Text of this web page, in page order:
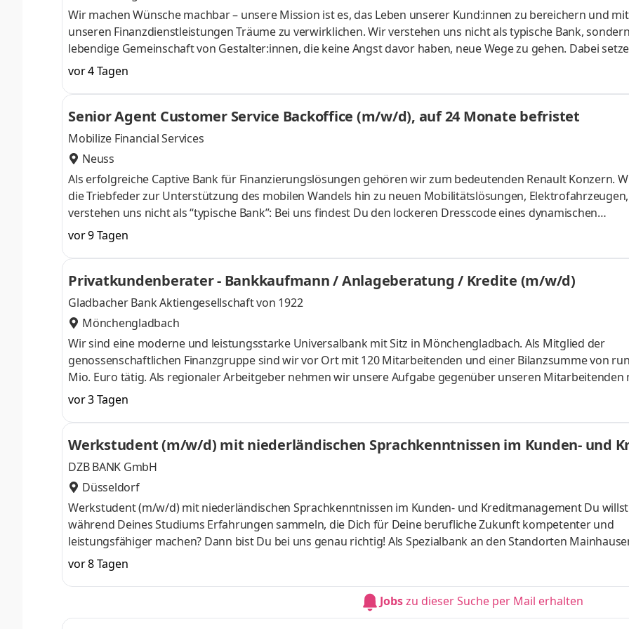
Wir machen Wünsche machbar – unsere Mission ist es, das Leben unserer Kund:innen zu bereichern und mit
unseren Finanzdienstleistungen Träume zu verwirklichen. Wir verstehen uns nicht als typische Bank,
lebendige Gemeinschaft von Gestalter:innen, die keine Angst davor haben, neue Wege zu gehen. Dabei
uns alle auch noch für Themen mit Impact wie Nachhaltigkeit und Digitalisierung ein – ob in unserer Zentrale
Stuttgart, an unserem Standort in Offenbach oder deutschlandweit in unseren 21 Filialen.Bei der Creditplus
wir größer, denn wir profitieren von Synergien mit unseren (inter)nationalen Schwestereinheiten und
unter dem Dach der Crédit Agricole.
vor 4 Tagen
Senior Agent Customer Service Backoffice (m/w/d), auf 24 Monate befristet
Mobilize Financial Services
Neuss
Als erfolgreiche Captive Bank für Finanzierungslösungen gehören wir zum bedeutenden Renault Konzern.
die Triebfeder zur Unterstützung des mobilen Wandels hin zu neuen Mobilitätslösungen,
verstehen uns nicht als “typische Bank”: Bei uns findest Du den lockeren Dresscode eines dynamischen
Unternehmens. Wir sind entschieden auf dem Weg zu einer agilen Organisation, die darauf wartet Deine
Deine Kraft zur Mitgestaltung einzusetzen. Die von unseren Kunden geschätzte Innovationskraft und
uns auch intern sehr wichtig. Wir haben ein Umfeld geschaffen, das von Gestaltungsfreude und großer
Mitarbeiterwertschätzung geprägt ist. Aufgaben De
vor 9 Tagen
Privatkundenberater - Bankkaufmann / Anlageberatung / Kredite (m/w/d)
Gladbacher Bank Aktiengesellschaft von 1922
Mönchengladbach
Wir sind eine moderne und leistungsstarke Universalbank mit Sitz in Mönchengladbach. Als Mitglied der
genossenschaftlichen Finanzgruppe sind wir vor Ort mit 120 Mitarbeitenden und einer Bilanzsumme von
Mio. Euro tätig. Als regionaler Arbeitgeber nehmen wir unsere Aufgabe gegenüber unseren Mitarbeitenden
großer Verantwortung wahr. Lokale Verbundenheit, Sicherheit, sowie Vereinbarkeit von Leben und Beruf
Einheit – natürlich mit Chancen und Herausforderungen, die Sie bei uns finden. Führen Sie mit uns gemeinsam
unsere Bank in die Zukunft. Aufgaben Sie betreuen versiert und ganzheitlich unsere Kund:innen im mittleren
Privatkundensegment. Hierzu gehören die Beratung in al
vor 3 Tagen
Werkstudent (m/w/d) mit niederländischen Sprachkenntnissen im Kunden- und
DZB BANK GmbH
Düsseldorf
Werkstudent (m/w/d) mit niederländischen Sprachkenntnissen im Kunden- und Kreditmanagement Du willst
während Deines Studiums Erfahrungen sammeln, die Dich für Deine berufliche Zukunft kompetenter und
leistungsfähiger machen? Dann bist Du bei uns genau richtig! Als Spezialbank an den Standorten
Düsseldorf finanzieren wir – seit mehr als 45 Jahren – jährlich über 6 Milliarden Euro Wareneinkäufe des
unterstützen den Mittelstand und den Handel – national und inter­national – in vielen Branchen mit speziellen
Finanzprodukten, die genau auf unsere Kunden und Partner zugeschnitten sind. Persönliche Beziehungen
Kunden und Kollegen, individuelle Entwicklungschancen, flac
vor 8 Tagen
Jobszu dieser Suche per Mail erhalten